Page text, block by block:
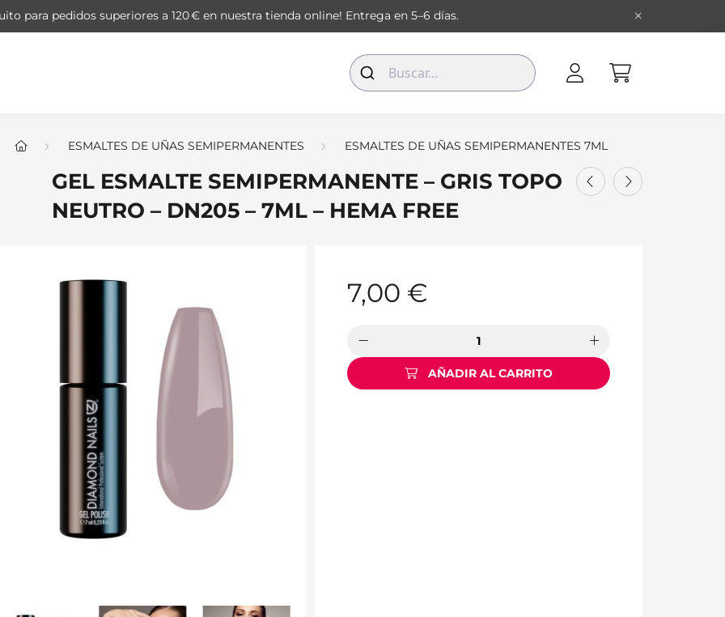
para pedidos superiores a 120 € en nuestra tienda online! Entrega en 5–6 días.
ESMALTES DE UÑAS SEMIPERMANENTES ESMALTES DE UÑAS SEMIPERMANENTES 7ML
GEL ESMALTE SEMIPERMANENTE – GRIS TOPO
NEUTRO – DN205 – 7ML – HEMA FREE
7,00 €
AÑADIR AL CARRITO